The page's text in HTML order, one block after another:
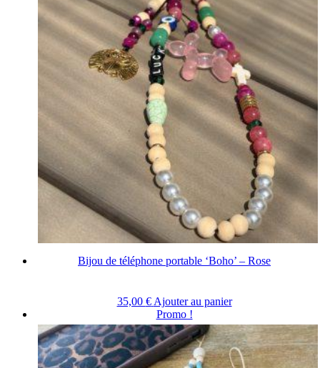
Bijou de téléphone portable ‘Boho’ – Rose
35,00 € Ajouter au panier
Promo !